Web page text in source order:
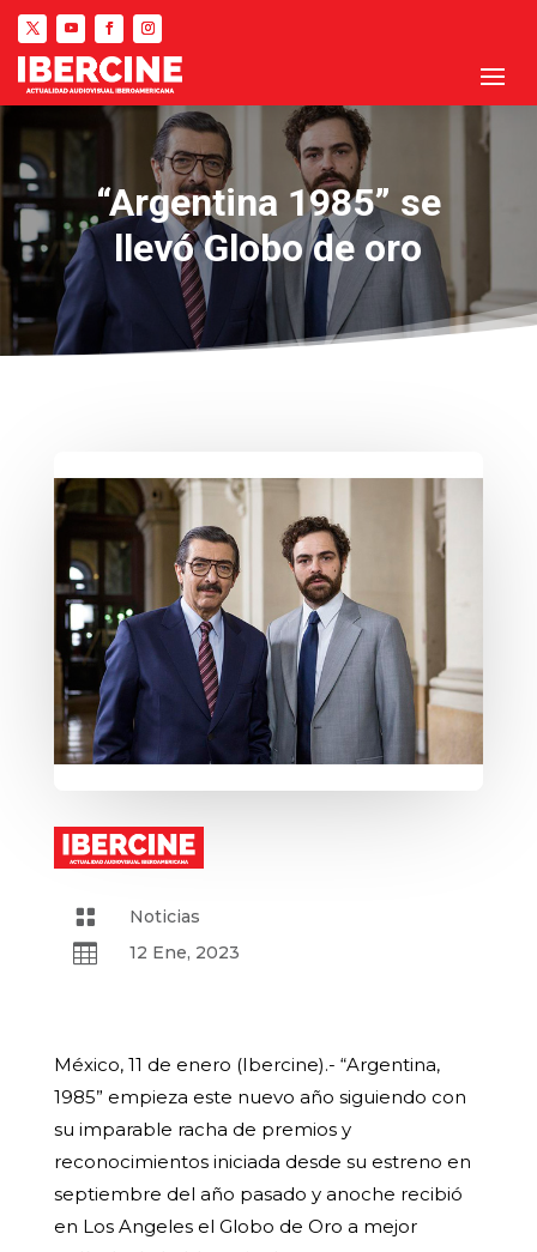
“Argentina 1985” se
llevó Globo de oro
 Noticias
 12 Ene, 2023
México, 11 de enero (Ibercine).- “Argentina,
1985” empieza este nuevo año siguiendo con
su imparable racha de premios y
reconocimientos iniciada desde su estreno en
septiembre del año pasado y anoche recibió
en Los Angeles el Globo de Oro a mejor